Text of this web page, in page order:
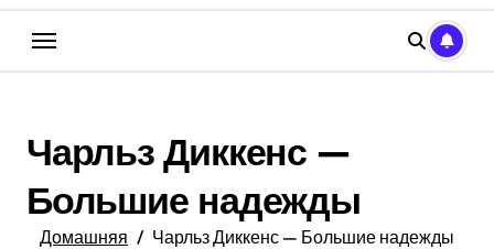
Чарльз Диккенс —
Большие надежды
Домашняя Чарльз Диккенс — Большие надежды